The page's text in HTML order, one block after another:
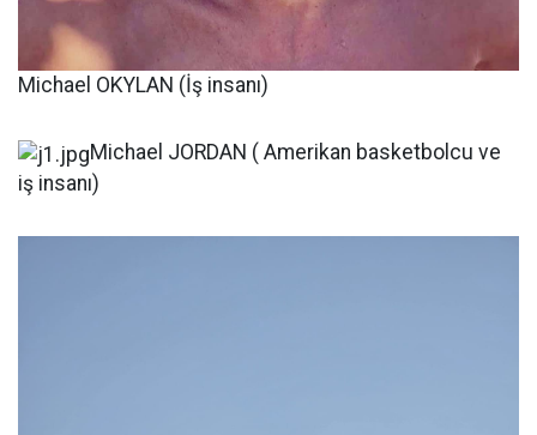
Michael OKYLAN (İş insanı)
Michael JORDAN ( Amerikan basketbolcu ve
iş insanı)